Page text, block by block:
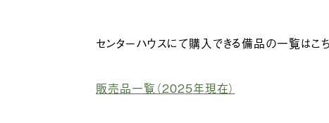
センターハウスにて購入できる備品の一覧はこち
販売品一覧（2025年現在）